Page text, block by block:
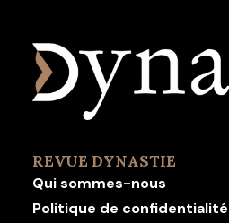
REVUE DYNASTIE
Qui sommes-nous
Politique de confidentialité